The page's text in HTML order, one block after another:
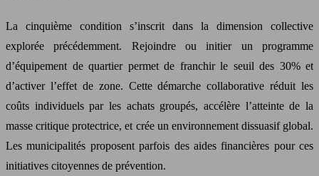
La cinquième condition s’inscrit dans la dimension collective
explorée précédemment. Rejoindre ou initier un programme
d’équipement de quartier permet de franchir le seuil des 30% et
d’activer l’effet de zone. Cette démarche collaborative réduit les
coûts individuels par les achats groupés, accélère l’atteinte de la
masse critique protectrice, et crée un environnement dissuasif global.
Les municipalités proposent parfois des aides financières pour ces
initiatives citoyennes de prévention.